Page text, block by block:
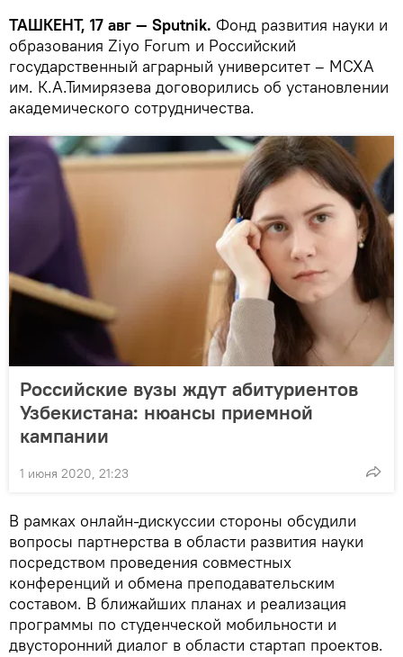
ТАШКЕНТ, 17 авг — Sputnik. Фонд развития науки и
образования Ziyo Forum и Российский
государственный аграрный университет – МСХА
им. К.А.Тимирязева договорились об установлении
академического сотрудничества.
Российские вузы ждут абитуриентов
Узбекистана: нюансы приемной
кампании
1 июня 2020, 21:23
В рамках онлайн-дискуссии стороны обсудили
вопросы партнерства в области развития науки
посредством проведения совместных
конференций и обмена преподавательским
составом. В ближайших планах и реализация
программы по студенческой мобильности и
двусторонний диалог в области стартап проектов.